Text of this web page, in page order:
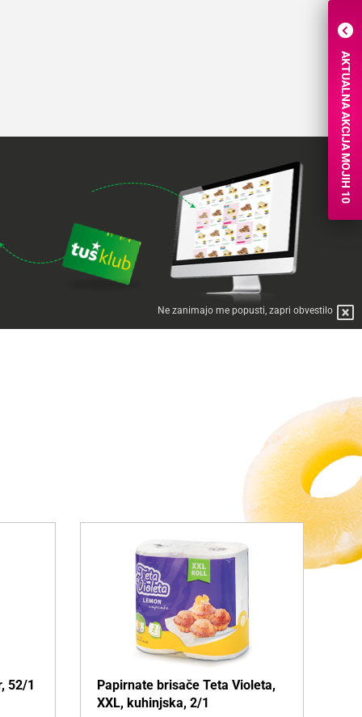
AKTUALNA AKCIJA MOJIH 10
Ne zanimajo me popusti, zapri obvestilo
52/1
Papirnate brisače Teta Violeta,
XXL, kuhinjska, 2/1